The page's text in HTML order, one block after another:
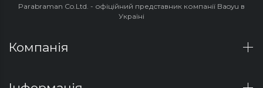
Parabraman Co.Ltd. - офіційний представник компанії Baoyu в
Україні
Компанія